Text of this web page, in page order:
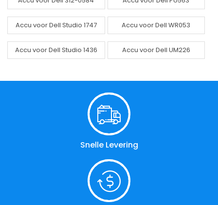
Accu voor Dell Studio 1747 Accu voor Dell WR053
Accu voor Dell Studio 1436 Accu voor Dell UM226
Snelle Levering